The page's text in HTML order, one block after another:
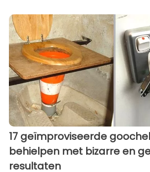
17 geïmproviseerde
behielpen met bizarre en
resultaten